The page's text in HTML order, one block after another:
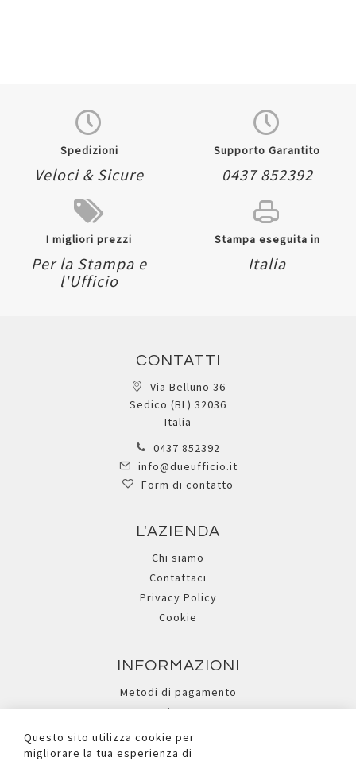
Spedizioni
Veloci & Sicure
Supporto Garantito
0437 852392
I migliori prezzi
Per la Stampa e
l'Ufficio
Stampa eseguita in
Italia
CONTATTI
Via Belluno 36
Sedico (BL) 32036
Italia
0437 852392
info@dueufficio.it
Form di contatto
L'AZIENDA
Chi siamo
Contattaci
Privacy Policy
Cookie
INFORMAZIONI
Metodi di pagamento
Assistenza
Ricerca avanzata
Questo sito utilizza cookie per
migliorare la tua esperienza di